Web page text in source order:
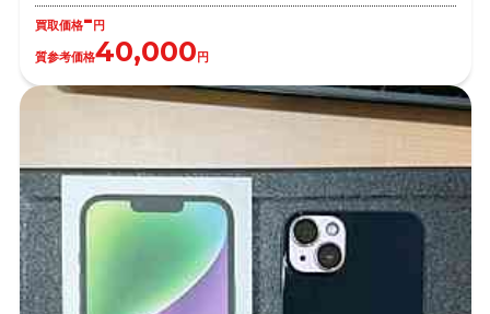
買取価格- 円
質参考価格40,000 円